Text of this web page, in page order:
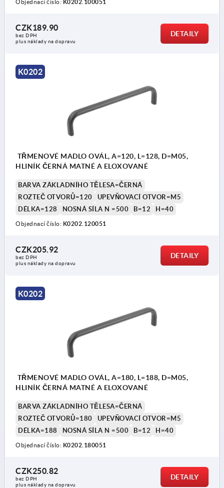
Objednací číslo: K0202.100051
CZK189.90
bez DPH
plus náklady na dopravu
DETAILY
K0202
TŘMENOVÉ MADLO OVÁL, A=120, L=128, D=M05,
HLINÍK ČERNÁ MATNÉ A ELOXOVANÉ
BARVA ZÁKLADNÍHO TĚLESA=ČERNÁ
ROZTEČ OTVORŮ=120
UPEVŇOVACÍ OTVOR=M5
DÉLKA=128
NOSNÁ SÍLA N =500 B=12 H=40
Objednací číslo: K0202.120051
CZK205.92
bez DPH
plus náklady na dopravu
DETAILY
K0202
TŘMENOVÉ MADLO OVÁL, A=180, L=188, D=M05,
HLINÍK ČERNÁ MATNÉ A ELOXOVANÉ
BARVA ZÁKLADNÍHO TĚLESA=ČERNÁ
ROZTEČ OTVORŮ=180
UPEVŇOVACÍ OTVOR=M5
DÉLKA=188
NOSNÁ SÍLA N =500 B=12 H=40
Objednací číslo: K0202.180051
CZK250.82
bez DPH
plus náklady na dopravu
DETAILY